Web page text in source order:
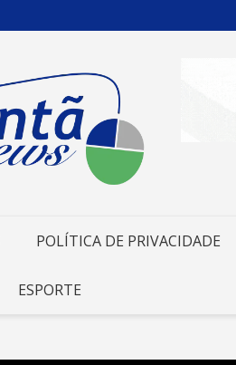
POLÍTICA DE PRIVACIDADE
ESPORTE